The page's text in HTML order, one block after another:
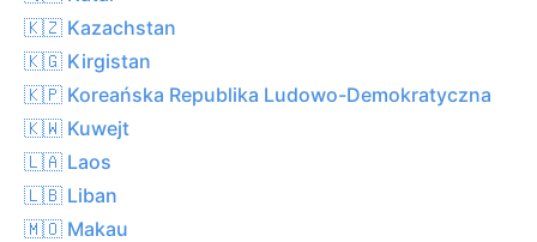
🇰🇿 Kazachstan
🇰🇬 Kirgistan
🇰🇵 Koreańska Republika Ludowo-Demokratyczna
🇰🇼 Kuwejt
🇱🇦 Laos
🇱🇧 Liban
🇲🇴 Makau